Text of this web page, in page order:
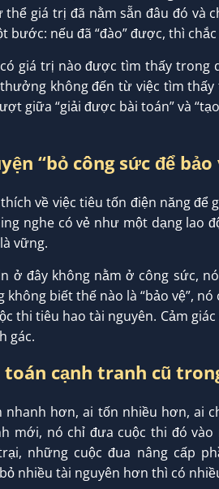
giá trị đã nằm sẵn đâu đó và
nếu đã “đào” được, thì chắc
giá trị nào được tìm thấy trong
không đến từ việc tìm
giữa “giải được bài toán” và
“bỏ công sức để
về việc tiêu tốn điện năng
nghe có vẻ như một dạng lao
vững.
ở đây không nằm ở công sức,
không biết thế nào là “bảo vệ”,
thi tiêu hao tài nguyên. Cảm
gác.
toán cạnh tranh cũ
nhanh hơn, ai tốn nhiều hơn, ai
mới, nó chỉ đưa cuộc thi đó
những cuộc đua nâng cấp
nhiều tài nguyên hơn thì có